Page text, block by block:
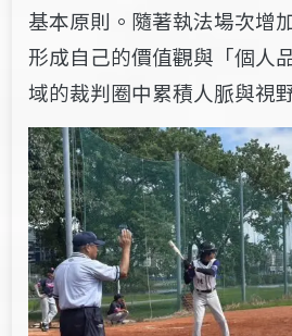
基本原則。隨著執法場次增
形成自己的價值觀與「個人
域的裁判圈中累積人脈與視